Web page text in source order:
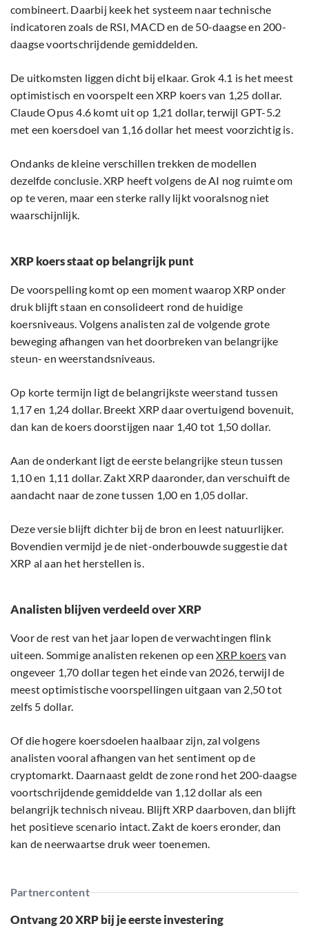
combineert. Daarbij keek het systeem naar technische
indicatoren zoals de RSI, MACD en de 50-daagse en 200-
daagse voortschrijdende gemiddelden.
De uitkomsten liggen dicht bij elkaar. Grok 4.1 is het meest
optimistisch en voorspelt een XRP koers van 1,25 dollar.
Claude Opus 4.6 komt uit op 1,21 dollar, terwijl GPT-5.2
met een koersdoel van 1,16 dollar het meest voorzichtig is.
Ondanks de kleine verschillen trekken de modellen
dezelfde conclusie. XRP heeft volgens de AI nog ruimte om
op te veren, maar een sterke rally lijkt vooralsnog niet
waarschijnlijk.
XRP koers staat op belangrijk punt
De voorspelling komt op een moment waarop XRP onder
druk blijft staan en consolideert rond de huidige
koersniveaus. Volgens analisten zal de volgende grote
beweging afhangen van het doorbreken van belangrijke
steun- en weerstandsniveaus.
Op korte termijn ligt de belangrijkste weerstand tussen
1,17 en 1,24 dollar. Breekt XRP daar overtuigend bovenuit,
dan kan de koers doorstijgen naar 1,40 tot 1,50 dollar.
Aan de onderkant ligt de eerste belangrijke steun tussen
1,10 en 1,11 dollar. Zakt XRP daaronder, dan verschuift de
aandacht naar de zone tussen 1,00 en 1,05 dollar.
Deze versie blijft dichter bij de bron en leest natuurlijker.
Bovendien vermijd je de niet-onderbouwde suggestie dat
XRP al aan het herstellen is.
Analisten blijven verdeeld over XRP
Voor de rest van het jaar lopen de verwachtingen flink
uiteen. Sommige analisten rekenen op eenXRP koersvan
ongeveer 1,70 dollar tegen het einde van 2026, terwijl de
meest optimistische voorspellingen uitgaan van 2,50 tot
zelfs 5 dollar.
Of die hogere koersdoelen haalbaar zijn, zal volgens
analisten vooral afhangen van het sentiment op de
cryptomarkt. Daarnaast geldt de zone rond het 200-daagse
voortschrijdende gemiddelde van 1,12 dollar als een
belangrijk technisch niveau. Blijft XRP daarboven, dan blijft
het positieve scenario intact. Zakt de koers eronder, dan
kan de neerwaartse druk weer toenemen.
Partnercontent
Ontvang 20 XRP bij je eerste investering